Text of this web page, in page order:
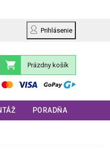
Prihlásenie
Nákupný
košík
Prázdny košík
PORADŇA